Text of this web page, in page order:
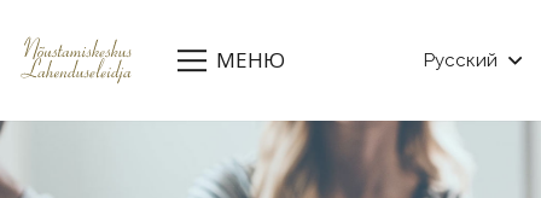
МЕНЮ Русский